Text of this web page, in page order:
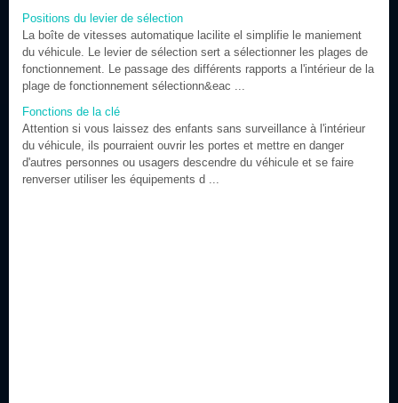
Positions du levier de sélection
La boîte de vitesses automatique lacilite el simplifie le maniement
du véhicule. Le levier de sélection sert a sélectionner les plages de
fonctionnement. Le passage des différents rapports a l'intérieur de la
plage de fonctionnement sélectionn&eac ...
Fonctions de la clé
Attention si vous laissez des enfants sans surveillance à l'intérieur
du véhicule, ils pourraient ouvrir les portes et mettre en danger
d'autres personnes ou usagers descendre du véhicule et se faire
renverser utiliser les équipements d ...